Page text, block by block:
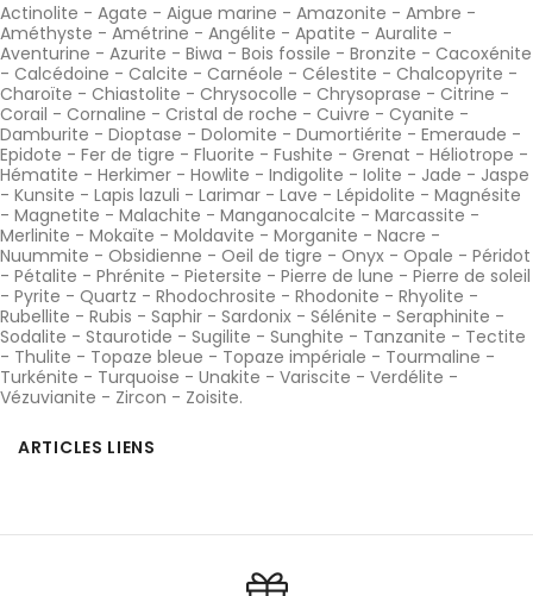
Actinolite - Agate - Aigue marine - Amazonite - Ambre -
Améthyste - Amétrine - Angélite - Apatite - Auralite -
Aventurine - Azurite - Biwa - Bois fossile - Bronzite - Cacoxénite
- Calcédoine - Calcite - Carnéole - Célestite - Chalcopyrite -
Charoïte - Chiastolite - Chrysocolle - Chrysoprase - Citrine -
Corail - Cornaline - Cristal de roche - Cuivre - Cyanite -
Damburite - Dioptase - Dolomite - Dumortiérite - Emeraude -
Epidote - Fer de tigre - Fluorite - Fushite - Grenat - Héliotrope -
Hématite - Herkimer - Howlite - Indigolite - Iolite - Jade - Jaspe
- Kunsite - Lapis lazuli - Larimar - Lave - Lépidolite - Magnésite
- Magnetite - Malachite - Manganocalcite - Marcassite -
Merlinite - Mokaïte - Moldavite - Morganite - Nacre -
Nuummite - Obsidienne - Oeil de tigre - Onyx - Opale - Péridot
- Pétalite - Phrénite - Pietersite - Pierre de lune - Pierre de soleil
- Pyrite - Quartz - Rhodochrosite - Rhodonite - Rhyolite -
Rubellite - Rubis - Saphir - Sardonix - Sélénite - Seraphinite -
Sodalite - Staurotide - Sugilite - Sunghite - Tanzanite - Tectite
- Thulite - Topaze bleue - Topaze impériale - Tourmaline -
Turkénite - Turquoise - Unakite - Variscite - Verdélite -
Vézuvianite - Zircon - Zoisite.
ARTICLES LIENS